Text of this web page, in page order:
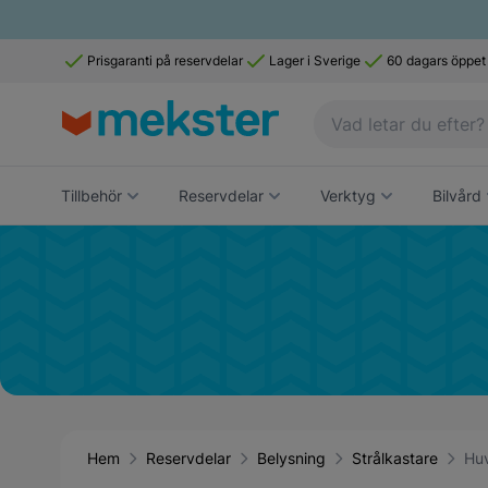
Prisgaranti på reservdelar Lager i Sverige 60 dagars
Tillbehör Reservdelar Verktyg Bilvård
Hem Reservdelar Belysning Strålkastare